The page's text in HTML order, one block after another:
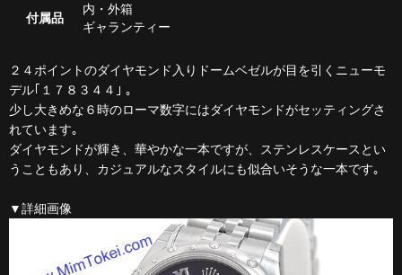
付属品
内・外箱
ギャランティー
２４ポイントのダイヤモンド入りドームベゼルが目を引くニューモ
デル｢１７８３４４｣ ｡
少し大きめな６時のローマ数字にはダイヤモンドがセッティングさ
れています｡
ダイヤモンドが輝き、華やかな一本ですが、ステンレスケースとい
うこともあり、カジュアルなスタイルにも似合いそうな一本です｡
▼詳細画像